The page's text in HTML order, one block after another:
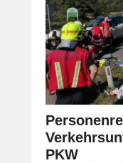
PKW